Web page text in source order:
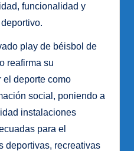
funcionalidad y
play de béisbol de
reafirma su
el deporte como
social, poniendo a
instalaciones
para el
deportivas, recreativas